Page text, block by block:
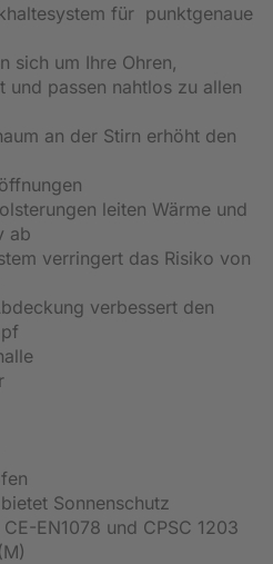
für punktgenaue
sich um Ihre Ohren,
und passen nahtlos zu allen
an der Stirn erhöht den
leiten Wärme und
ab
verringert das Risiko von
verbessert den
Sonnenschutz
EN1078 und CPSC 1203